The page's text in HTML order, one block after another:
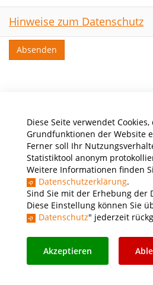
Diese Seite verwendet
Grundfunktionen der Website
Ferner soll Ihr
Statistiktool anonym
Weitere Informationen finden
Datenschutzerklärung.
Sind Sie mit der Erhebung der
Diese Einstellung können Sie
Datenschutz" jederzeit
Akzeptieren
Hinweise zum Datenschutz
Presse
Instagram YouTube LinkedIn